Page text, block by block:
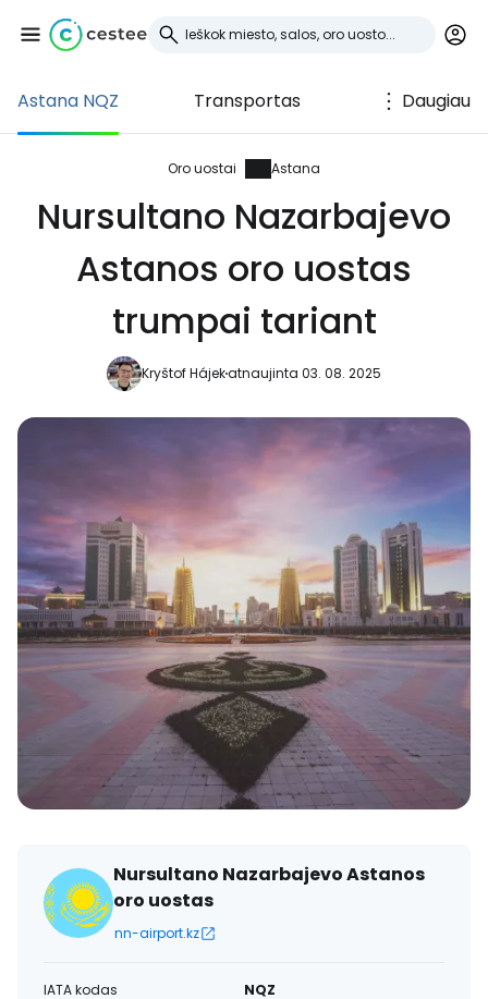
Astana NQZ Transportas Daugiau
Oro uostai Astana
Nursultano Nazarbajevo
Astanos oro uostas
trumpai tariant
Kryštof Hájekatnaujinta 03. 08. 2025
Nursultano Nazarbajevo Astanos
oro uostas
nn-airport.kz
IATA kodas
NQZ
Prisijunkite prie
Cestee
... pasaulinė kelionių bendruomenė
Tęsti su Facebook
Tęsti el. paštu